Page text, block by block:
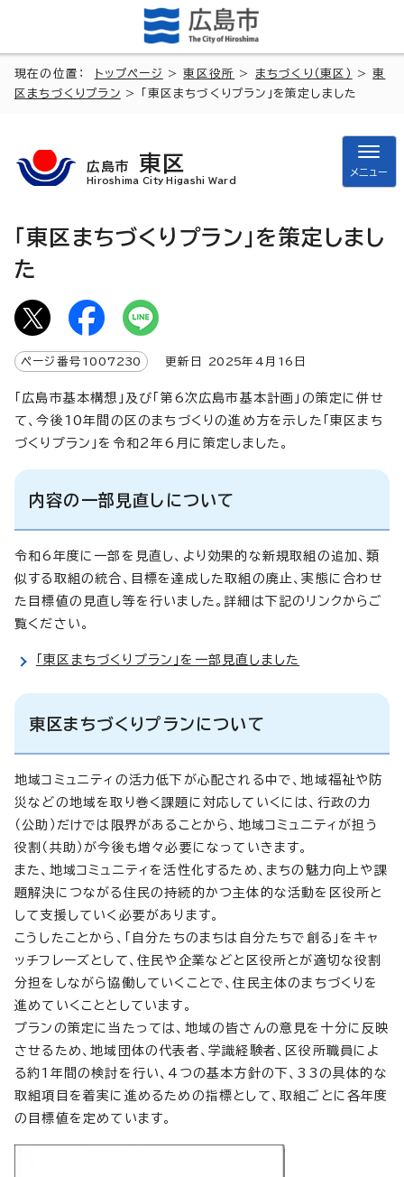
現在の位置： トップページ >東区役所 > まちづくり（東区） >東
区まちづくりプラン > 「東区まちづくりプラン」を策定しました
広島市 東区
Hiroshima City Higashi Ward
メニュー
「東区まちづくりプラン」を策定しまし
た
ページ番号 1007230 更新日 2025年4月 16 日
「広島市基本構想」及び「第6次広島市基本計画」の策定に併せ
て、今後10年間の区のまちづくりの進め方を示した「東区まち
づくりプラン」を令和2年6月に策定しました。
内容の一部見直しについて
令和6年度に一部を見直し、より効果的な新規取組の追加、類
似する取組の統合、目標を達成した取組の廃止、実態に合わせ
た目標値の見直し等を行いました。詳細は下記のリンクからご
覧ください。
「東区まちづくりプラン」を一部見直しました
東区まちづくりプランについて
地域コミュニティの活力低下が心配される中で、地域福祉や防
災などの地域を取り巻く課題に対応していくには、行政の力
（公助）だけでは限界があることから、地域コミュニティが担う
役割（共助）が今後も増々必要になっていきます。
また、地域コミュニティを活性化するため、まちの魅力向上や課
題解決につながる住民の持続的かつ主体的な活動を区役所と
して支援していく必要があります。
こうしたことから、「自分たちのまちは自分たちで創る」をキャ
ッチフレーズとして、住民や企業などと区役所とが適切な役割
分担をしながら協働していくことで、住民主体のまちづくりを
進めていくこととしています。
プランの策定に当たっては、地域の皆さんの意見を十分に反映
させるため、地域団体の代表者、学識経験者、区役所職員によ
る約1年間の検討を行い、4つの基本方針の下、33の具体的な
取組項目を着実に進めるための指標として、取組ごとに各年度
の目標値を定めています。